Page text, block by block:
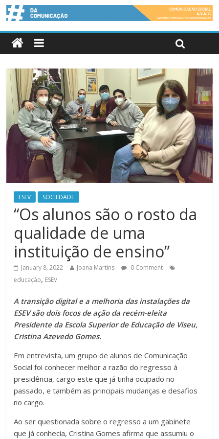
ESEV SOCIEDADE
“Os alunos são o rosto da
qualidade de uma
instituição de ensino”
January 8, 2022 Joana Martins
0 Comment
educação, ESEV
A transição digital e a melhoria das instalações da
ESEV são dois focos de ação da recém-eleita
Presidente da Escola Superior de Educação de Viseu,
Cristina Azevedo Gomes.
Em entrevista, um grupo de alunos de Comunicação
Social foi conhecer melhor a razão do regresso à
presidência, cargo este que já tinha ocupado no
passado, e também as principais mudanças e desafios
no cargo.
Ao ser questionada sobre o regresso a um gabinete
que já conhecia, Cristina Gomes afirma que assumiu o